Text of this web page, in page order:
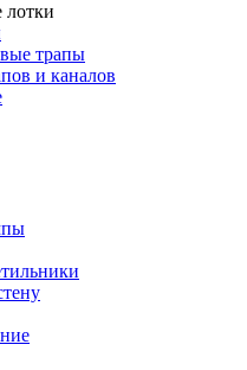
трапы
и каналов